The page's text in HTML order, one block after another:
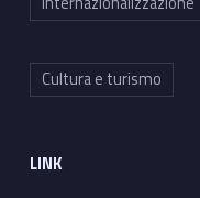
Cultura e turismo
LINK